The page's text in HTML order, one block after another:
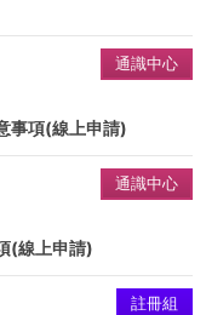
通識中心
事項(線上申請)
通識中心
(線上申請)
註冊組